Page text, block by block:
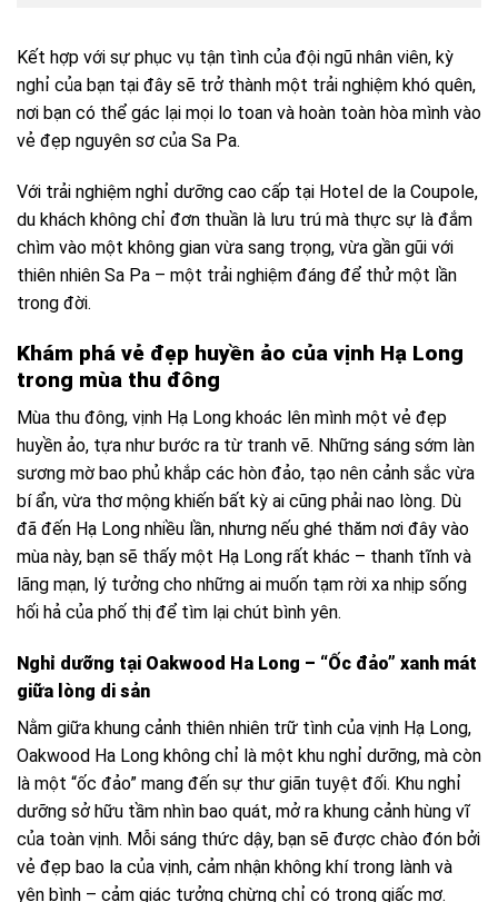
Kết hợp với sự phục vụ tận tình của đội ngũ nhân viên, kỳ
nghỉ của bạn tại đây sẽ trở thành một trải nghiệm khó quên,
nơi bạn có thể gác lại mọi lo toan và hoàn toàn hòa mình vào
vẻ đẹp nguyên sơ của Sa Pa.
Với trải nghiệm nghỉ dưỡng cao cấp tại Hotel de la Coupole,
du khách không chỉ đơn thuần là lưu trú mà thực sự là đắm
chìm vào một không gian vừa sang trọng, vừa gần gũi với
thiên nhiên Sa Pa – một trải nghiệm đáng để thử một lần
trong đời.
Khám phá vẻ đẹp huyền ảo của vịnh Hạ Long
trong mùa thu đông
Mùa thu đông, vịnh Hạ Long khoác lên mình một vẻ đẹp
huyền ảo, tựa như bước ra từ tranh vẽ. Những sáng sớm làn
sương mờ bao phủ khắp các hòn đảo, tạo nên cảnh sắc vừa
bí ẩn, vừa thơ mộng khiến bất kỳ ai cũng phải nao lòng. Dù
đã đến Hạ Long nhiều lần, nhưng nếu ghé thăm nơi đây vào
mùa này, bạn sẽ thấy một Hạ Long rất khác – thanh tĩnh và
lãng mạn, lý tưởng cho những ai muốn tạm rời xa nhịp sống
hối hả của phố thị để tìm lại chút bình yên.
Nghỉ dưỡng tại Oakwood Ha Long – “Ốc đảo” xanh mát
giữa lòng di sản
Nằm giữa khung cảnh thiên nhiên trữ tình của vịnh Hạ Long,
Oakwood Ha Long không chỉ là một khu nghỉ dưỡng, mà còn
là một “ốc đảo” mang đến sự thư giãn tuyệt đối. Khu nghỉ
dưỡng sở hữu tầm nhìn bao quát, mở ra khung cảnh hùng vĩ
của toàn vịnh. Mỗi sáng thức dậy, bạn sẽ được chào đón bởi
vẻ đẹp bao la của vịnh, cảm nhận không khí trong lành và
yên bình – cảm giác tưởng chừng chỉ có trong giấc mơ.